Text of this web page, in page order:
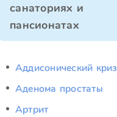
санаториях и
пансионатах
Аддисонический криз
Аденома простаты
Артрит